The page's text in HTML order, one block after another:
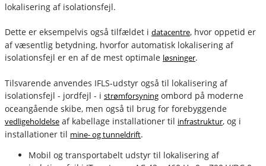
lokalisering af isolationsfejl.
Dette er eksempelvis også tilfældet i datacentre, hvor oppetid er
af væsentlig betydning, hvorfor automatisk lokalisering af
isolationsfejl er en af de mest optimale løsninger.
Tilsvarende anvendes IFLS-udstyr også til lokalisering af
isolationsfejl - jordfejl - i strømforsyning ombord på moderne
oceangående skibe, men også til brug for forebyggende
vedligeholdelse af kabellage installationer til infrastruktur, og i
installationer til mine- og tunneldrift.
Mobil og transportabelt udstyr til lokalisering af